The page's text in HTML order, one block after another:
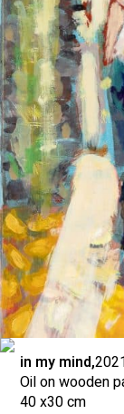
in my mind,
Oil on wooden
40 x30 cm